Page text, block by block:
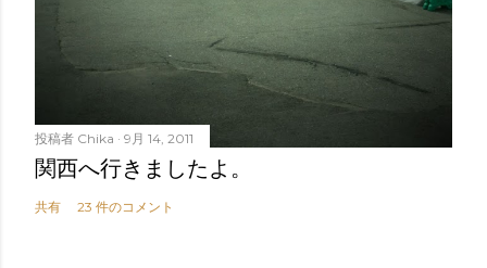
投稿者 Chika 9月 14, 2011
関西へ行きましたよ。
共有 23 件のコメント